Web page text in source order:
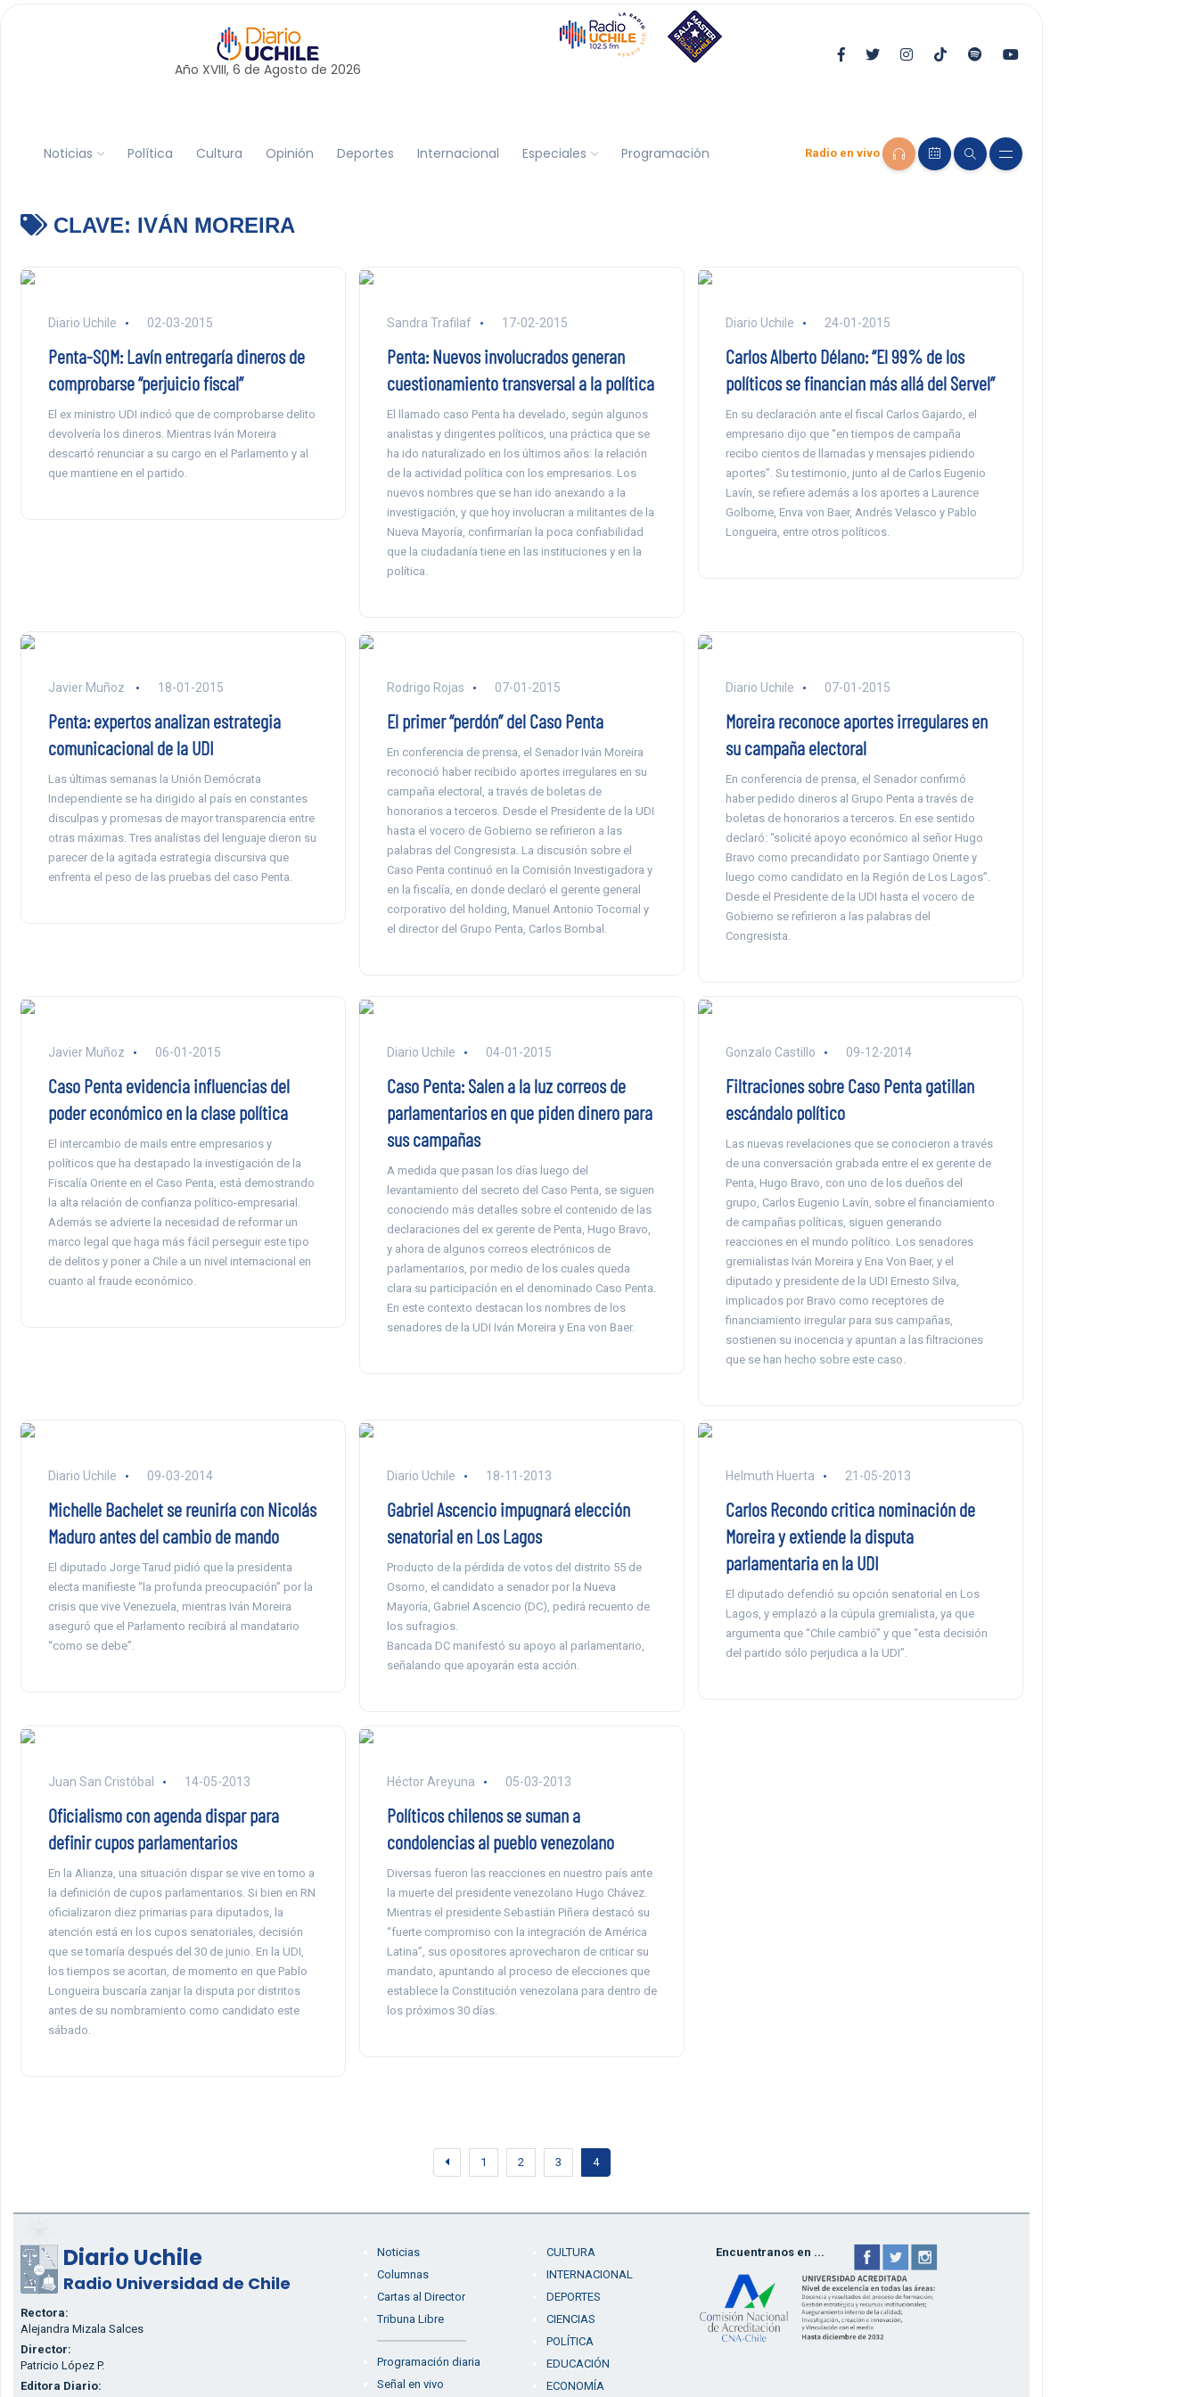
Año XVIII, 6 de Agosto de 2026
Noticias Política Cultura Opinión Deportes Internacional Especiales Programación Radio en vivo
CLAVE: IVÁN MOREIRA
Diario Uchile 02-03-2015
Penta-SQM: Lavín entregaría dineros de
comprobarse “perjuicio fiscal”
El ex ministro UDI indicó que de comprobarse delito
devolvería los dineros. Mientras Iván Moreira
descartó renunciar a su cargo en el Parlamento y al
que mantiene en el partido.
Sandra Trafilaf 17-02-2015
Penta: Nuevos involucrados generan
cuestionamiento transversal a la política
El llamado caso Penta ha develado, según algunos
analistas y dirigentes políticos, una práctica que se
ha ido naturalizado en los últimos años: la relación
de la actividad política con los empresarios. Los
nuevos nombres que se han ido anexando a la
investigación, y que hoy involucran a militantes de la
Nueva Mayoría, confirmarían la poca confiabilidad
que la ciudadanía tiene en las instituciones y en la
política.
Diario Uchile 24-01-2015
Carlos Alberto Délano: “El 99% de los
políticos se financian más allá del Servel”
En su declaración ante el fiscal Carlos Gajardo, el
empresario dijo que “en tiempos de campaña
recibo cientos de llamadas y mensajes pidiendo
aportes”. Su testimonio, junto al de Carlos Eugenio
Lavín, se refiere además a los aportes a Laurence
Golborne, Enva von Baer, Andrés Velasco y Pablo
Longueira, entre otros políticos.
Javier Muñoz 18-01-2015
Penta: expertos analizan estrategia
comunicacional de la UDI
Las últimas semanas la Unión Demócrata
Independiente se ha dirigido al país en constantes
disculpas y promesas de mayor transparencia entre
otras máximas. Tres analistas del lenguaje dieron su
parecer de la agitada estrategia discursiva que
enfrenta el peso de las pruebas del caso Penta.
Rodrigo Rojas 07-01-2015
El primer “perdón” del Caso Penta
En conferencia de prensa, el Senador Iván Moreira
reconoció haber recibido aportes irregulares en su
campaña electoral, a través de boletas de
honorarios a terceros. Desde el Presidente de la UDI
hasta el vocero de Gobierno se refirieron a las
palabras del Congresista. La discusión sobre el
Caso Penta continuó en la Comisión Investigadora y
en la fiscalía, en donde declaró el gerente general
corporativo del holding, Manuel Antonio Tocornal y
el director del Grupo Penta, Carlos Bombal.
Diario Uchile 07-01-2015
Moreira reconoce aportes irregulares en
su campaña electoral
En conferencia de prensa, el Senador confirmó
haber pedido dineros al Grupo Penta a través de
boletas de honorarios a terceros. En ese sentido
declaró: “solicité apoyo económico al señor Hugo
Bravo como precandidato por Santiago Oriente y
luego como candidato en la Región de Los Lagos”.
Desde el Presidente de la UDI hasta el vocero de
Gobierno se refirieron a las palabras del
Congresista.
Javier Muñoz 06-01-2015
Caso Penta evidencia influencias del
poder económico en la clase política
El intercambio de mails entre empresarios y
políticos que ha destapado la investigación de la
Fiscalía Oriente en el Caso Penta, está demostrando
la alta relación de confianza político-empresarial.
Además se advierte la necesidad de reformar un
marco legal que haga más fácil perseguir este tipo
de delitos y poner a Chile a un nivel internacional en
cuanto al fraude económico.
Diario Uchile 04-01-2015
Caso Penta: Salen a la luz correos de
parlamentarios en que piden dinero para
sus campañas
A medida que pasan los días luego del
levantamiento del secreto del Caso Penta, se siguen
conociendo más detalles sobre el contenido de las
declaraciones del ex gerente de Penta, Hugo Bravo,
y ahora de algunos correos electrónicos de
parlamentarios, por medio de los cuales queda
clara su participación en el denominado Caso Penta.
En este contexto destacan los nombres de los
senadores de la UDI Iván Moreira y Ena von Baer.
Gonzalo Castillo 09-12-2014
Filtraciones sobre Caso Penta gatillan
escándalo político
Las nuevas revelaciones que se conocieron a través
de una conversación grabada entre el ex gerente de
Penta, Hugo Bravo, con uno de los dueños del
grupo, Carlos Eugenio Lavín, sobre el financiamiento
de campañas políticas, siguen generando
reacciones en el mundo político. Los senadores
gremialistas Iván Moreira y Ena Von Baer, y el
diputado y presidente de la UDI Ernesto Silva,
implicados por Bravo como receptores de
financiamiento irregular para sus campañas,
sostienen su inocencia y apuntan a las filtraciones
que se han hecho sobre este caso.
Diario Uchile 09-03-2014
Michelle Bachelet se reuniría con Nicolás
Maduro antes del cambio de mando
El diputado Jorge Tarud pidió que la presidenta
electa manifieste “la profunda preocupación” por la
crisis que vive Venezuela, mientras Iván Moreira
aseguró que el Parlamento recibirá al mandatario
“como se debe”.
Diario Uchile 18-11-2013
Gabriel Ascencio impugnará elección
senatorial en Los Lagos
Producto de la pérdida de votos del distrito 55 de
Osorno, el candidato a senador por la Nueva
Mayoría, Gabriel Ascencio (DC), pedirá recuento de
los sufragios.
Bancada DC manifestó su apoyo al parlamentario,
señalando que apoyarán esta acción.
Helmuth Huerta 21-05-2013
Carlos Recondo critica nominación de
Moreira y extiende la disputa
parlamentaria en la UDI
El diputado defendió su opción senatorial en Los
Lagos, y emplazó a la cúpula gremialista, ya que
argumenta que “Chile cambió” y que “esta decisión
del partido sólo perjudica a la UDI”.
Juan San Cristóbal 14-05-2013
Oficialismo con agenda dispar para
definir cupos parlamentarios
En la Alianza, una situación dispar se vive en torno a
la definición de cupos parlamentarios. Si bien en RN
oficializaron diez primarias para diputados, la
atención está en los cupos senatoriales, decisión
que se tomaría después del 30 de junio. En la UDI,
los tiempos se acortan, de momento en que Pablo
Longueira buscaría zanjar la disputa por distritos
antes de su nombramiento como candidato este
sábado.
Héctor Areyuna 05-03-2013
Políticos chilenos se suman a
condolencias al pueblo venezolano
Diversas fueron las reacciones en nuestro país ante
la muerte del presidente venezolano Hugo Chávez.
Mientras el presidente Sebastián Piñera destacó su
“fuerte compromiso con la integración de América
Latina”, sus opositores aprovecharon de criticar su
mandato, apuntando al proceso de elecciones que
establece la Constitución venezolana para dentro de
los próximos 30 días.
1 2 3 4
Diario Uchile
Radio Universidad de Chile
Rectora:
Alejandra Mizala Salces
Director:
Patricio López P.
Editora Diario:
Noticias
Columnas
Cartas al Director
Tribuna Libre
Programación diaria
Señal en vivo
CULTURA
INTERNACIONAL
DEPORTES
CIENCIAS
POLÍTICA
EDUCACIÓN
ECONOMÍA
Encuentranos en ...